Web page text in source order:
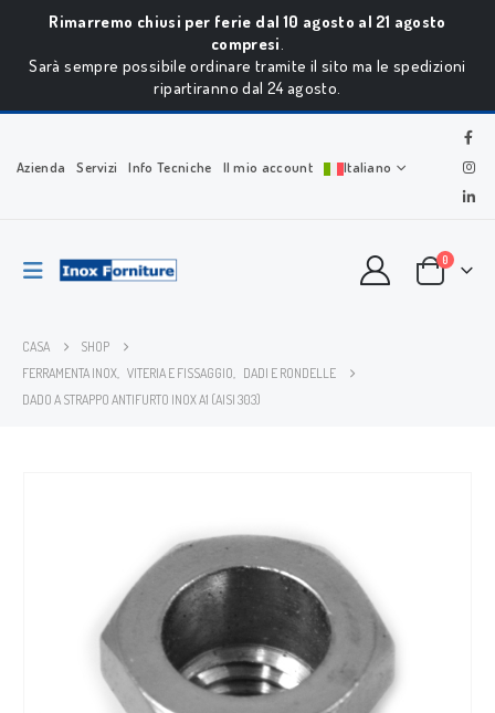
Rimarremo chiusi per ferie dal 10 agosto al 21 agosto
compresi.
Sarà sempre possibile ordinare tramite il sito ma le spedizioni
ripartiranno dal 24 agosto.
Azienda Servizi Info Tecniche Il mio account Italiano
0
CASA
SHOP
FERRAMENTA INOX, VITERIA E FISSAGGIO, DADI E RONDELLE
DADO A STRAPPO ANTIFURTO INOX A1 (AISI 303)